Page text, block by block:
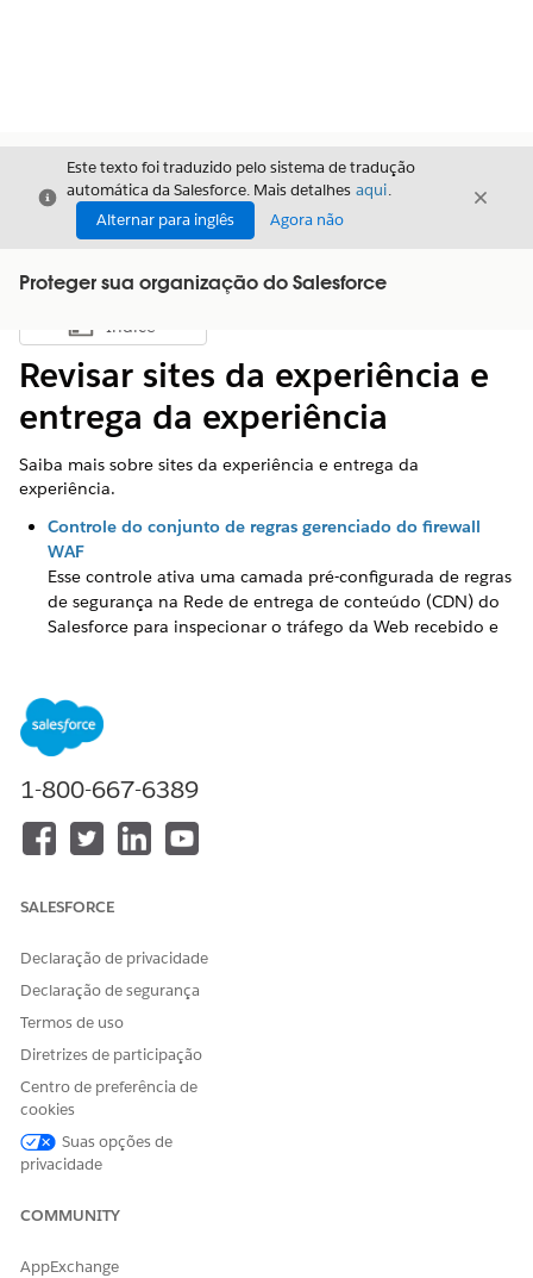
Fechar
Este texto foi traduzido pelo sistema de tradução
automática da Salesforce. Mais detalhes aqui.
Alternar para inglês
Agora não
Fechar
Proteger sua organização do Salesforce
Mostrar índice
Índice
Revisar sites da experiência e
entrega da experiência
Saiba mais sobre sites da experiência e entrega da
experiência.
Controle do conjunto de regras gerenciado do firewall
WAF
Esse controle ativa uma camada pré-configurada de regras
de segurança na Rede de entrega de conteúdo (CDN) do
Salesforce para inspecionar o tráfego da Web recebido e
WAF: Definir regras de firewall personalizadas com base
em controle de ASN ou IP
Salesforce criem filtros de segurança específicos na Rede
bloquear ou permitir o tráfego da Web com base no
ESTE ARTIGO RESOLVEU SEU PROBLEMA?
1-800-667-6389
SALESFORCE
Declaração de privacidade
Declaração de segurança
Termos de uso
Diretrizes de participação
Centro de preferência de
cookies
Suas opções de
privacidade
COMMUNITY
AppExchange